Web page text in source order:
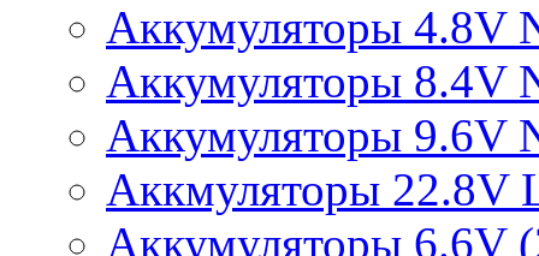
Аккумуляторы 4.8V
Аккумуляторы 8.4V
Аккумуляторы 9.6V
Аккмуляторы 22.8V
Аккумуляторы 6.6V